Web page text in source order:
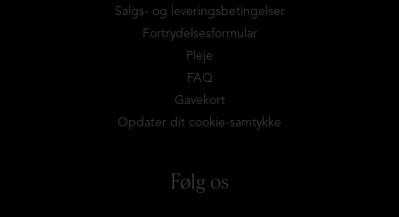
Salgs- og leveringsbetingelser
Fortrydelsesformular
Pleje
FAQ
Gavekort
Opdater dit cookie-samtykke
Følg os